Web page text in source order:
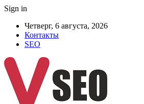
Sign in
Четверг, 6 августа, 2026
Контакты
SEO